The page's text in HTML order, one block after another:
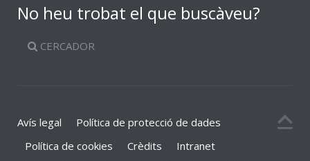
No heu trobat el que buscàveu?
CERCADOR
Avís legal
Política de protecció de dades
Política de cookies
Crèdits
Intranet